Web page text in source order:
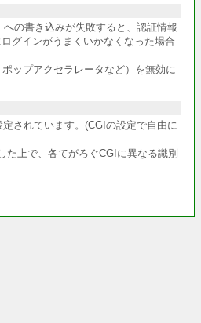
の書き込みが失敗すると、認証情報
グインがうまくいかなくなった場合
ップアクセラレータなど）を無効に
されています。(CGIの設定で自由に
上で、各てがろぐCGIに異なる識別